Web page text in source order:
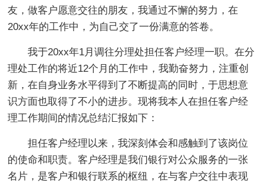
友，做客户愿意交往的朋友，我通过不懈的努力，在
20xx年的工作中，为自己交了一份满意的答卷。
我于20xx年1月调往分理处担任客户经理一职。在分
理处工作的将近12个月的工作中，我勤奋努力，注重创
新，在自身业务水平得到了不断提高的同时，于思想意
识方面也取得了不小的进步。现将我本人在担任客户经
理工作期间的情况总结汇报如下：
担任客户经理以来，我深刻体会和感触到了该岗位
的使命和职责。客户经理是我们银行对公众服务的一张
名片，是客户和银行联系的枢纽，在与客户交往中表现